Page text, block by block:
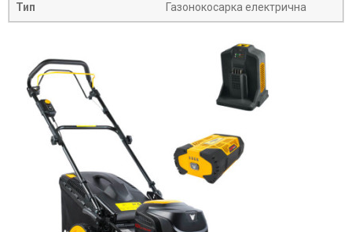
Тип Газонокосарка електрична